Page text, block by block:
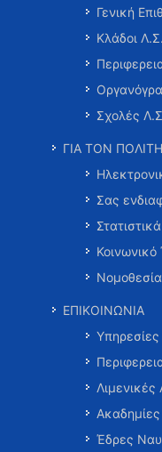
Γενική
Κλάδοι
Σχολές
ΓΙΑ ΤΟΝ ΠΟΛΙΤΗ
Σας
Νομοθεσία
ΕΠΙΚΟΙΝΩΝΙΑ
Λιμενικές
Έδρες